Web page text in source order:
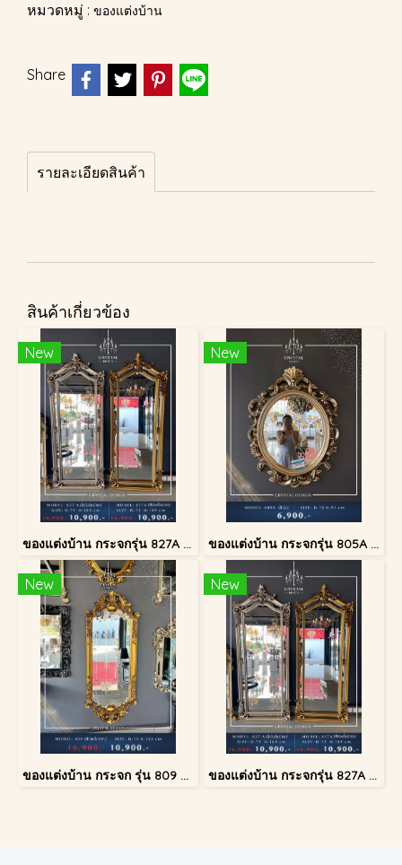
หมวดหมู่ : ของแต่งบ้าน
Share
รายละเอียดสินค้า
สินค้าเกี่ยวข้อง
New
ของแต่งบ้าน กระจกรุ่น 827A สีทองโบราณ
New
ของแต่งบ้าน กระจกรุ่น 805A สีเงินโบราณ
New
ของแต่งบ้าน กระจก รุ่น 809 สีทองโบราณ
New
ของแต่งบ้าน กระจกรุ่น 827A สีเงินโบราณ